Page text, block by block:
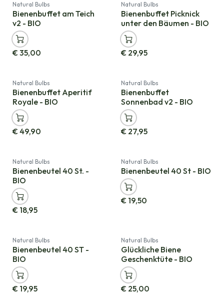
Natural Bulbs
Bienenbuffet am Teich
v2 - BIO
€35,00
Natural Bulbs
Bienenbuffet Picknick
unter den Bäumen - BIO
€ 29,95
Natural Bulbs
Bienenbuffet Aperitif
Royale - BIO
€49,90
Natural Bulbs
Bienenbuffet
Sonnenbad v2 - BIO
€ 27,95
Natural Bulbs
Bienenbeutel 40 St. -
BIO
€ 18,95
Natural Bulbs
Bienenbeutel 40 St - BIO
€ 19,50
Natural Bulbs
Bienenbeutel 40 ST -
BIO
€ 19,95
Natural Bulbs
Glückliche Biene
Geschenktüte - BIO
€ 25,00